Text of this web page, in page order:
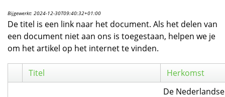
Bijgewerkt: 2024-12-30T09:40:32+01:00
De titel is een link naar het document. Als het delen van
een document niet aan ons is toegestaan, helpen we je
om het artikel op het internet te vinden.
Titel Herkomst
De